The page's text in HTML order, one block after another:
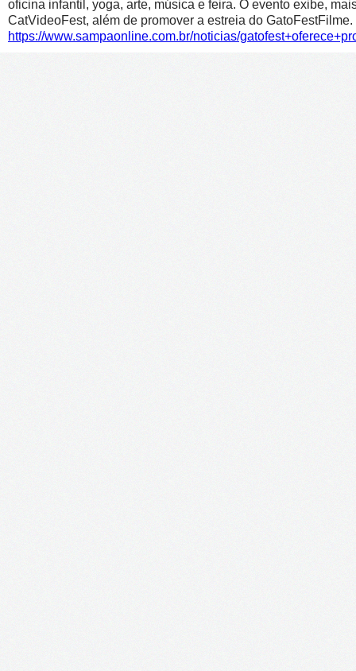
oficina infantil, yoga, arte, música e feira. O evento exibe,
CatVideoFest, além de promover a estreia do GatoFestFilme.
https://www.sampaonline.com.br/noticias/